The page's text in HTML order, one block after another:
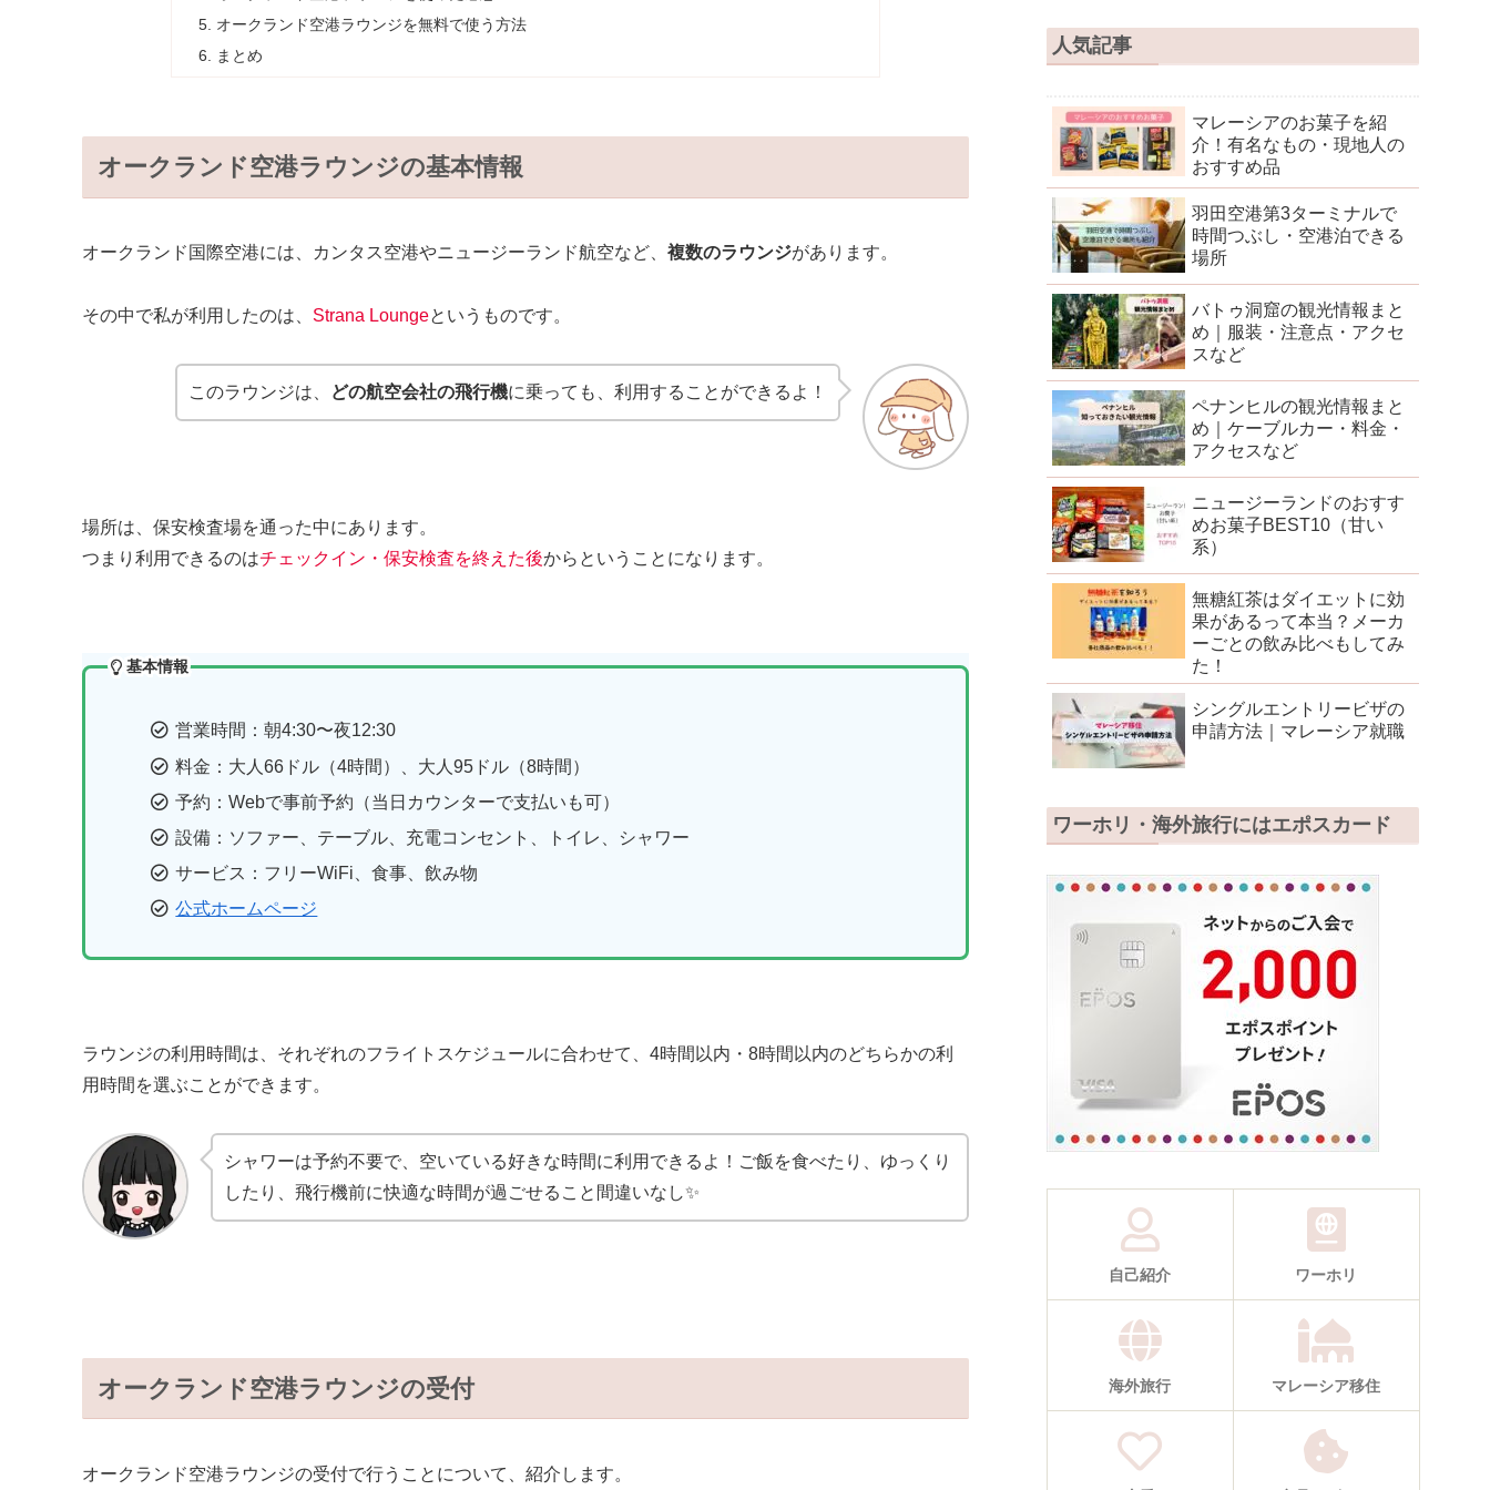
オークランド空港ラウンジを無料で使う方法
まとめ
オークランド空港ラウンジの基本情報
オークランド国際空港には、カンタス空港やニュージーランド航空など、 複数のラウンジがあります。
その中で私が利用したのは、 Strana Loungeというものです。
このラウンジは、 どの航空会社の飛行機に乗っても、利用することができるよ！
場所は、保安検査場を通った中にあります。
つまり利用できるのはチェックイン・保安検査を終えた後からということになります。
基本情報
営業時間：朝4:30〜夜12:30
料金：大人66ドル（4時間）、大人95ドル（8時間）
予約：Webで事前予約（当日カウンターで支払いも可）
設備：ソファー、テーブル、充電コンセント、トイレ、シャワー
サービス：フリーWiFi、食事、飲み物
公式ホームページ
ラウンジの利用時間は、それぞれのフライトスケジュールに合わせて、4時間以内・8時間以内のどちらかの利
用時間を選ぶことができます。
シャワーは予約不要で、空いている好きな時間に利用できるよ！ご飯を食べたり、ゆっくり
したり、飛行機前に快適な時間が過ごせること間違いなし✨
オークランド空港ラウンジの受付
オークランド空港ラウンジの受付で行うことについて、紹介します。
人気記事
マレーシアのお菓子を紹
介！有名なもの・現地人の
おすすめ品
羽田空港第3ターミナルで
時間つぶし・空港泊できる
場所
バトゥ洞窟の観光情報まと
め｜服装・注意点・アクセ
スなど
ペナンヒルの観光情報まと
め｜ケーブルカー・料金・
アクセスなど
ニュージーランドのおすす
めお菓子BEST10（甘い
系）
無糖紅茶はダイエットに効
果があるって本当？メーカ
ーごとの飲み比べもしてみ
た！
シングルエントリービザの
申請方法｜マレーシア就職
ワーホリ・海外旅行にはエポスカード
自己紹介 ワーホリ
海外旅行 マレーシア移住